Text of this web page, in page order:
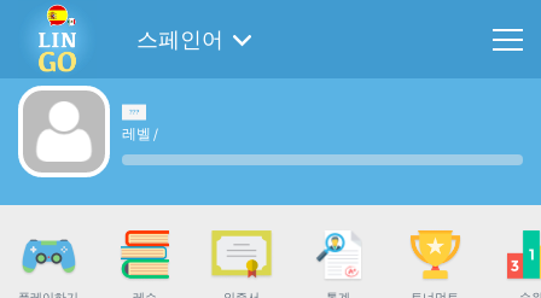
스페인어
레벨 /